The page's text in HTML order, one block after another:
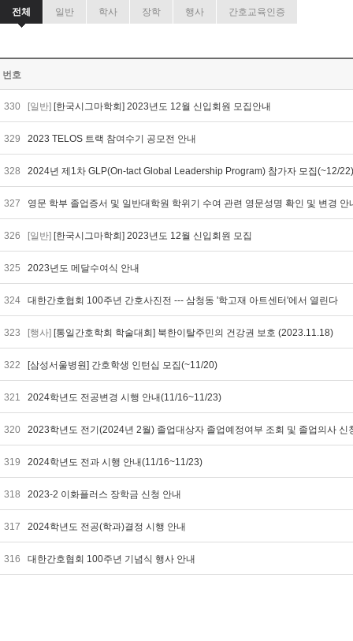
전체 일반 학사 장학 행사 간호교육인증
번호
330 [일반] [한국시그마학회] 2023년도 12월 신입회원 모집안내
329 2023 TELOS 트랙 참여수기 공모전 안내
328 2024년 제1차 GLP(On-tact Global Leadership Program) 참가자 모집(~12/
327 영문 학부 졸업증서 및 일반대학원 학위기 수여 관련 영문성명 확인 및 변경
326 [일반] [한국시그마학회] 2023년도 12월 신입회원 모집
325 2023년도 메달수여식 안내
324 대한간호협회 100주년 간호사진전 --- 삼청동 '학고재 아트센터'에서 열린다
323 [행사] [통일간호학회 학술대회] 북한이탈주민의 건강권 보호 (2023.11.18)
322 [삼성서울병원] 간호학생 인턴십 모집(~11/20)
321 2024학년도 전공변경 시행 안내(11/16~11/23)
320 2023학년도 전기(2024년 2월) 졸업대상자 졸업예정여부 조회 및 졸업의사 신
319 2024학년도 전과 시행 안내(11/16~11/23)
318 2023-2 이화플러스 장학금 신청 안내
317 2024학년도 전공(학과)결정 시행 안내
316 대한간호협회 100주년 기념식 행사 안내